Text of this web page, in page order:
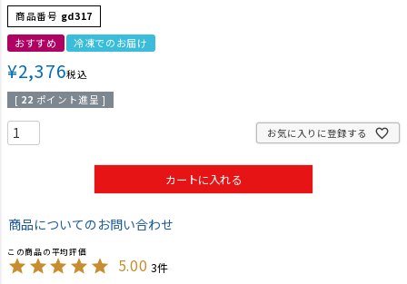
商品番号 gd317
おすすめ 冷凍でのお届け
¥2,376税込
[ 22 ポイント進呈 ]
お気に入りに登録する
カートに入れる
商品についてのお問い合わせ
5.00 3